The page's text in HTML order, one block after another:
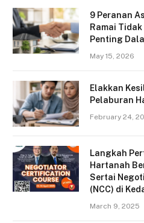
9 Peranan
Ramai
Penting
May 15, 2026
Elakkan
Pelaburan
February 24,
Langkah
Hartanah
Sertai
(NCC) di
March 9, 2025